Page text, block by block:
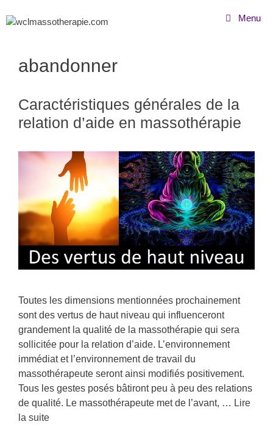
Menu
abandonner
Caractéristiques générales de la
relation d’aide en massothérapie
Toutes les dimensions mentionnées prochainement
sont des vertus de haut niveau qui influenceront
grandement la qualité de la massothérapie qui sera
sollicitée pour la relation d’aide. L’environnement
immédiat et l’environnement de travail du
massothérapeute seront ainsi modifiés positivement.
Tous les gestes posés bâtiront peu à peu des relations
de qualité. Le massothérapeute met de l’avant, … Lire
la suite